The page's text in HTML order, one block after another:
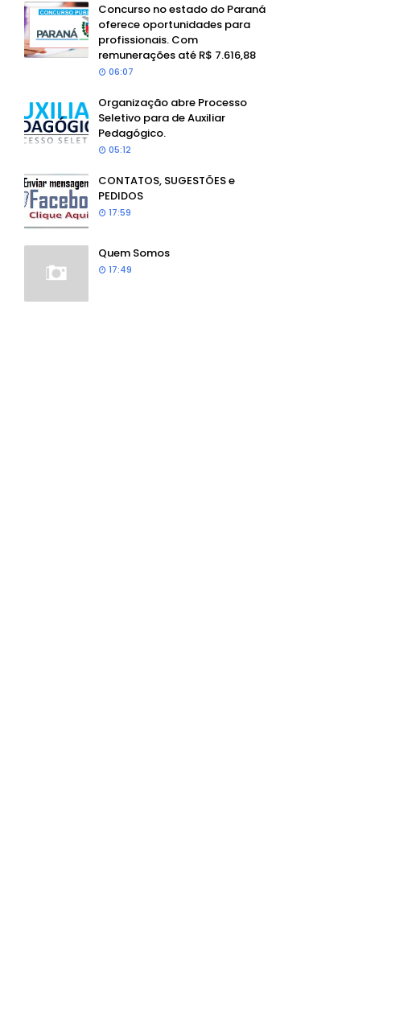
Concurso no estado do Paraná
oferece oportunidades para
profissionais. Com
remunerações até R$ 7.616,88
06:07
Organização abre Processo
Seletivo para de Auxiliar
Pedagógico.
05:12
CONTATOS, SUGESTÕES e
PEDIDOS
17:59
Quem Somos
17:49